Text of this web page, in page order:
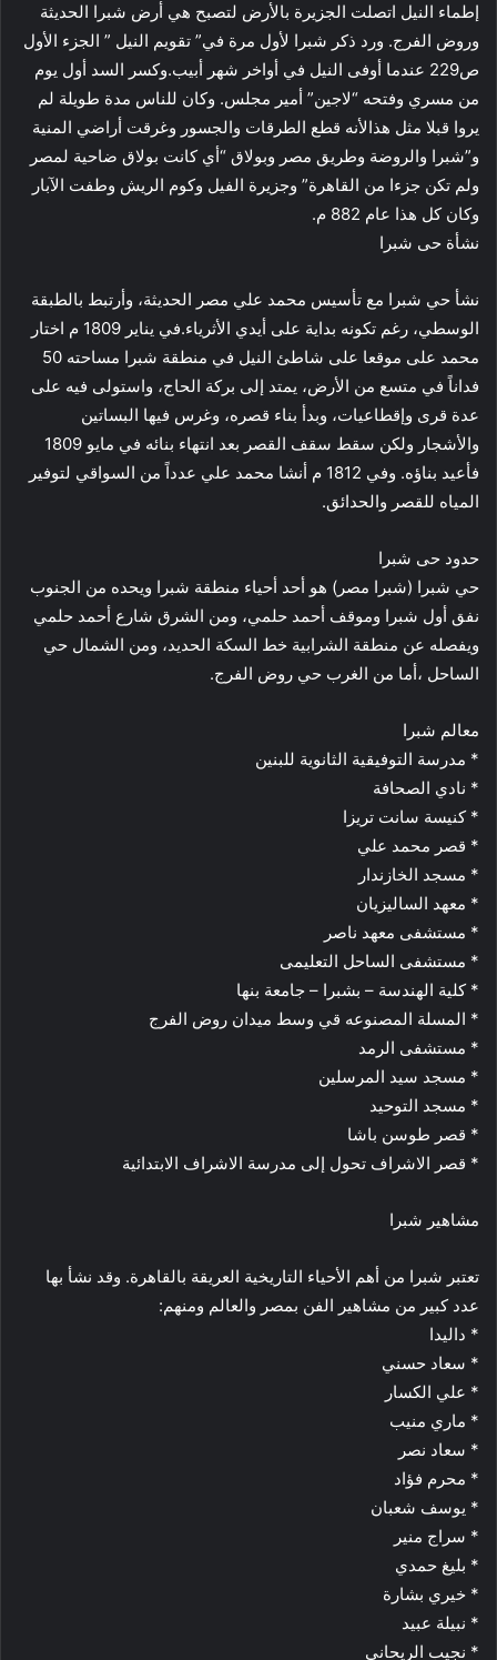
إطماء النيل اتصلت الجزيرة بالأرض لتصبح هي أرض شبرا الحديثة
وروض الفرج. ورد ذكر شبرا لأول مرة في” تقويم النيل ” الجزء الأول
ص229 عندما أوفى النيل في أواخر شهر أبيب.وكسر السد أول يوم
من مسري وفتحه “لاجين” أمير مجلس. وكان للناس مدة طويلة لم
يروا قبلا مثل هذالأنه قطع الطرقات والجسور وغرقت أراضي المنية
و”شبرا والروضة وطريق مصر وبولاق “أي كانت بولاق ضاحية لمصر
ولم تكن جزءا من القاهرة” وجزيرة الفيل وكوم الريش وطفت الآبار
وكان كل هذا عام 882 م.
نشأة حى شبرا
نشأ حي شبرا مع تأسيس محمد علي مصر الحديثة، وأرتبط بالطبقة
الوسطي، رغم تكونه بداية على أيدي الأثرياء.في يناير 1809 م اختار
محمد على موقعا على شاطئ النيل في منطقة شبرا مساحته 50
فداناً في متسع من الأرض، يمتد إلى بركة الحاج، واستولى فيه على
عدة قرى وإقطاعيات، وبدأ بناء قصره، وغرس فيها البساتين
والأشجار ولكن سقط سقف القصر بعد انتهاء بنائه في مايو 1809
فأعيد بناؤه. وفي 1812 م أنشا محمد علي عدداً من السواقي لتوفير
المياه للقصر والحدائق.
حدود حى شبرا
حي شبرا (شبرا مصر) هو أحد أحياء منطقة شبرا ويحده من الجنوب
نفق أول شبرا وموقف أحمد حلمي، ومن الشرق شارع أحمد حلمي
ويفصله عن منطقة الشرابية خط السكة الحديد، ومن الشمال حي
الساحل ،أما من الغرب حي روض الفرج.
معالم شبرا
* مدرسة التوفيقية الثانوية للبنين
* نادي الصحافة
* كنيسة سانت تريزا
* قصر محمد علي
* مسجد الخازندار
* معهد الساليزيان
* مستشفى معهد ناصر
* مستشفى الساحل التعليمى
* كلية الهندسة – بشبرا – جامعة بنها
* المسلة المصنوعه قي وسط ميدان روض الفرج
* مستشفى الرمد
* مسجد سيد المرسلين
* مسجد التوحيد
* قصر طوسن باشا
* قصر الاشراف تحول إلى مدرسة الاشراف الابتدائية
مشاهير شبرا
تعتبر شبرا من أهم الأحياء التاريخية العريقة بالقاهرة. وقد نشأ بها
عدد كبير من مشاهير الفن بمصر والعالم ومنهم:
* داليدا
* سعاد حسني
* علي الكسار
* ماري منيب
* سعاد نصر
* محرم فؤاد
* يوسف شعبان
* سراج منير
* بليغ حمدي
* خيري بشارة
* نبيلة عبيد
* نجيب الريحانى